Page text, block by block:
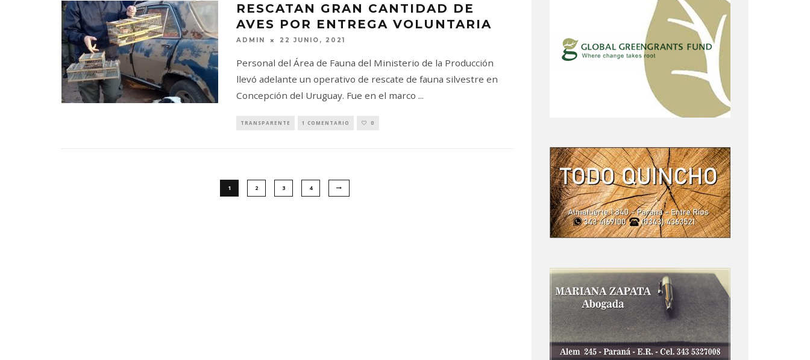
RESCATAN GRAN CANTIDAD DE
AVES POR ENTREGA VOLUNTARIA
ADMIN 22 JUNIO, 2021
Personal del Área de Fauna del Ministerio de la Producción
llevó adelante un operativo de rescate de fauna silvestre en
Concepción del Uruguay. Fue en el marco ...
TRANSPARENTE 1 COMENTARIO 0
1 2 3 4